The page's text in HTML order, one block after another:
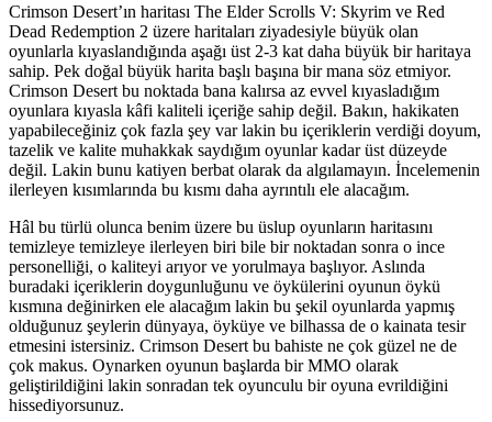
Crimson Desert’ın haritası The Elder Scrolls V: Skyrim ve Red
Dead Redemption 2 üzere haritaları ziyadesiyle büyük olan
oyunlarla kıyaslandığında aşağı üst 2-3 kat daha büyük bir haritaya
sahip. Pek doğal büyük harita başlı başına bir mana söz etmiyor.
Crimson Desert bu noktada bana kalırsa az evvel kıyasladığım
oyunlara kıyasla kâfi kaliteli içeriğe sahip değil. Bakın, hakikaten
yapabileceğiniz çok fazla şey var lakin bu içeriklerin verdiği doyum,
tazelik ve kalite muhakkak saydığım oyunlar kadar üst düzeyde
değil. Lakin bunu katiyen berbat olarak da algılamayın. İncelemenin
ilerleyen kısımlarında bu kısmı daha ayrıntılı ele alacağım.
Hâl bu türlü olunca benim üzere bu üslup oyunların haritasını
temizleye temizleye ilerleyen biri bile bir noktadan sonra o ince
personelliği, o kaliteyi arıyor ve yorulmaya başlıyor. Aslında
buradaki içeriklerin doygunluğunu ve öykülerini oyunun öykü
kısmına değinirken ele alacağım lakin bu şekil oyunlarda yapmış
olduğunuz şeylerin dünyaya, öyküye ve bilhassa de o kainata tesir
etmesini istersiniz. Crimson Desert bu bahiste ne çok güzel ne de
çok makus. Oynarken oyunun başlarda bir MMO olarak
geliştirildiğini lakin sonradan tek oyunculu bir oyuna evrildiğini
hissediyorsunuz.